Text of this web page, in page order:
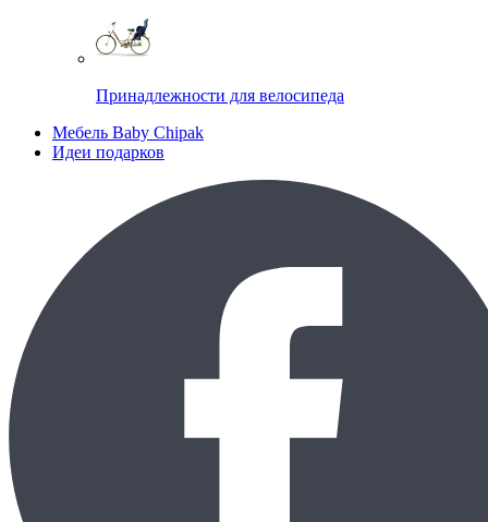
Принадлежности для велосипеда
Мебель Baby Chipak
Идеи подарков